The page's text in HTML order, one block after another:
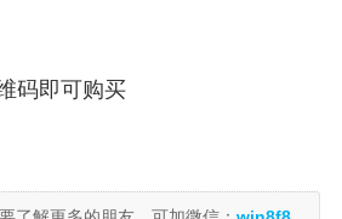
码即可购买